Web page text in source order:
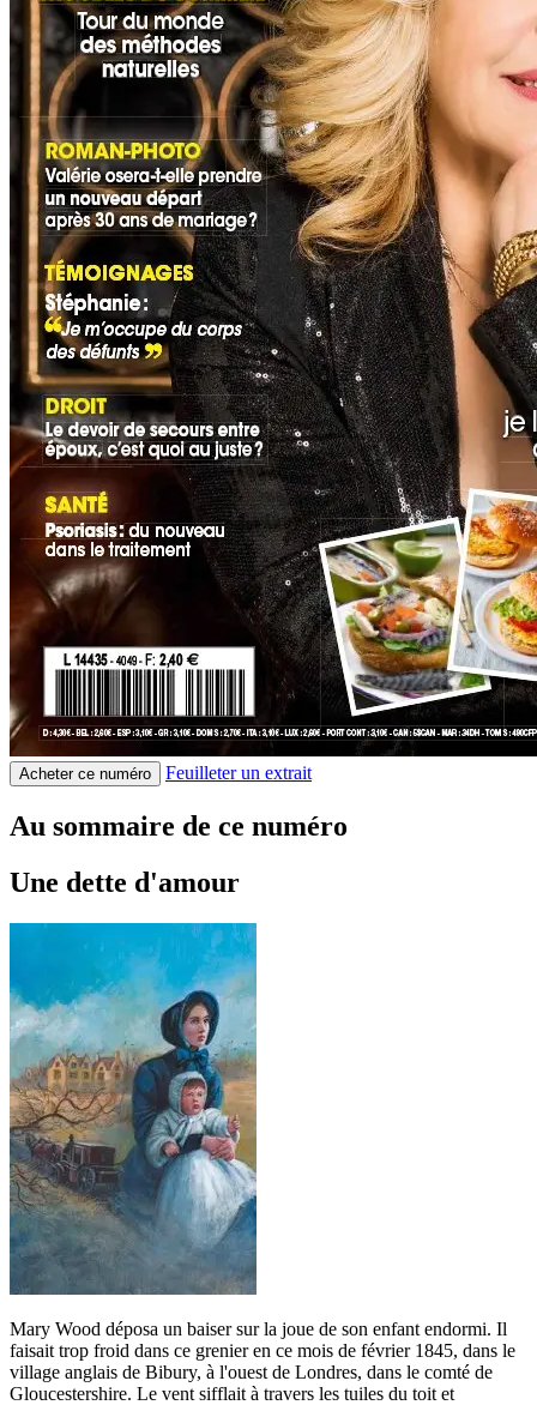
Acheter ce numéro Feuilleter un extrait
Au sommaire de ce numéro
Une dette d'amour
Mary Wood déposa un baiser sur la joue de son enfant endormi. Il
faisait trop froid dans ce grenier en ce mois de février 1845, dans le
village anglais de Bibury, à l'ouest de Londres, dans le comté de
Gloucestershire. Le vent sifflait à travers les tuiles du toit et